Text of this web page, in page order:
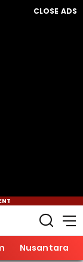
CLOSE ADS
Nusantara